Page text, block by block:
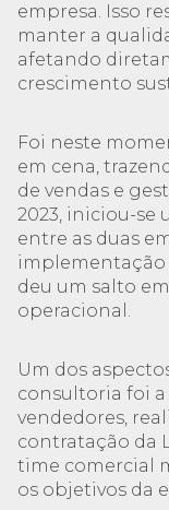
empresa. Isso
manter a
afetando
crescimento
Foi neste
em cena,
de vendas e
2023, iniciou-se
entre as duas
implementação
deu um salto
operacional.
Um dos
consultoria foi a
vendedores,
contratação da
time comercial
os objetivos da